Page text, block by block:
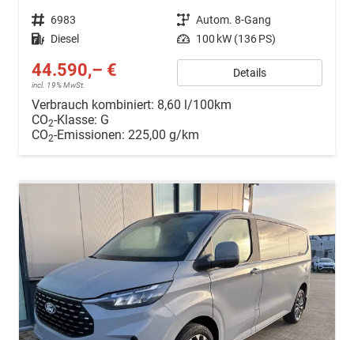
Fahrzeugnr. 6983 Getriebe Autom. 8-Gang
Kraftstoff Diesel Leistung 100 kW (136 PS)
44.590,– €
incl. 19% MwSt.
Details
Verbrauch kombiniert: 8,60 l/100km
CO2-Klasse: G
CO2-Emissionen: 225,00 g/km